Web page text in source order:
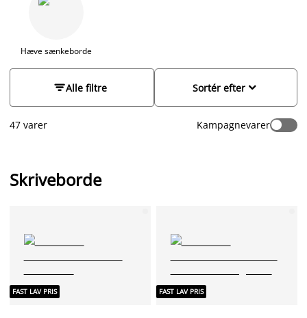
lys, kopholder og hovedtelefonholder. Har du begrænset
skriveborde i træ, i betonlook mm. Er du til det minimalistiske
Hæve sænkeborde
Alle filtre 
Sortér efter
47 varer Kampagnevarer
Skriveborde
FAST LAV PRIS FAST LAV PRIS